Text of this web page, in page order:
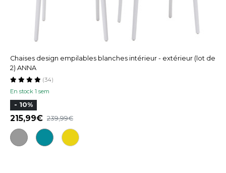
Chaises design empilables blanches intérieur - extérieur (lot de
2) ANNA
En stock 1 sem
(34)
- 10%
215,99 239,99